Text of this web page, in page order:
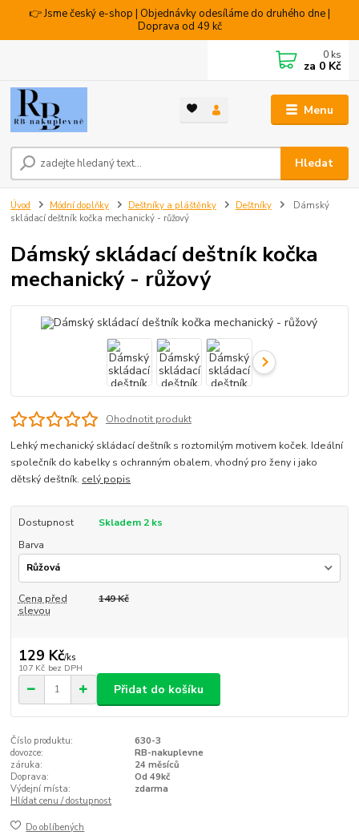
👉 Jsme český e-shop | Objednávky odesíláme do druhého dne |
Doprava od 49 kč
Menu
Hledat
0 ks
za 0 Kč
Úvod Módní doplňky Deštníky a pláštěnky Deštníky
Dámský
skládací deštník kočka mechanický - růžový
Dámský skládací deštník kočka
mechanický - růžový
Ohodnotit produkt
Lehký mechanický skládací deštník s roztomilým motivem koček. Ideální
společník do kabelky s ochranným obalem, vhodný pro ženy i jako
dětský deštník. celý popis
Dostupnost
Skladem 2 ks
Barva
Cena před
slevou
149 Kč
129 Kč/ks
107 Kč bez DPH
Přidat do košíku
Číslo produktu:
630-3
dovozce:
RB-nakuplevne
záruka:
24 měsíců
Doprava:
Od 49kč
Výdejní místa:
zdarma
Hlídat cenu / dostupnost
Do oblíbených